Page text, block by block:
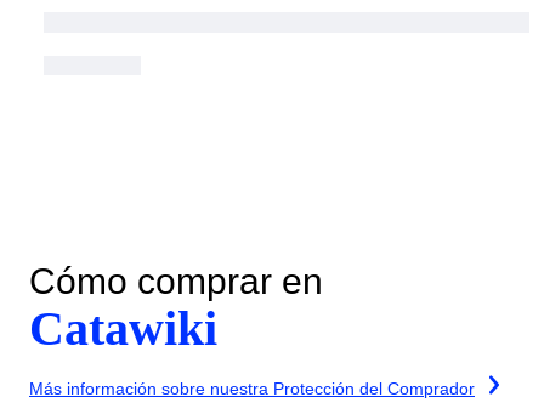
Cómo comprar en
Catawiki
Más información sobre nuestra Protección del Comprador